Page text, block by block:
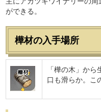
ができる。
樺材の入手場所
樺材
「樺の木」か
口も滑らか。こ